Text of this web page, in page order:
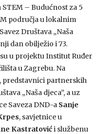
– Budućnost za 5
područja u lokalnim
Društava „Naša
dan obilježio i 73.
u projektu Institut Ruđer
u Zagrebu. Na
predstavnici partnerskih
„Naša djeca”, a uz
Saveza DND-a Sanje
, savjetnice u
Kastratovići službenu